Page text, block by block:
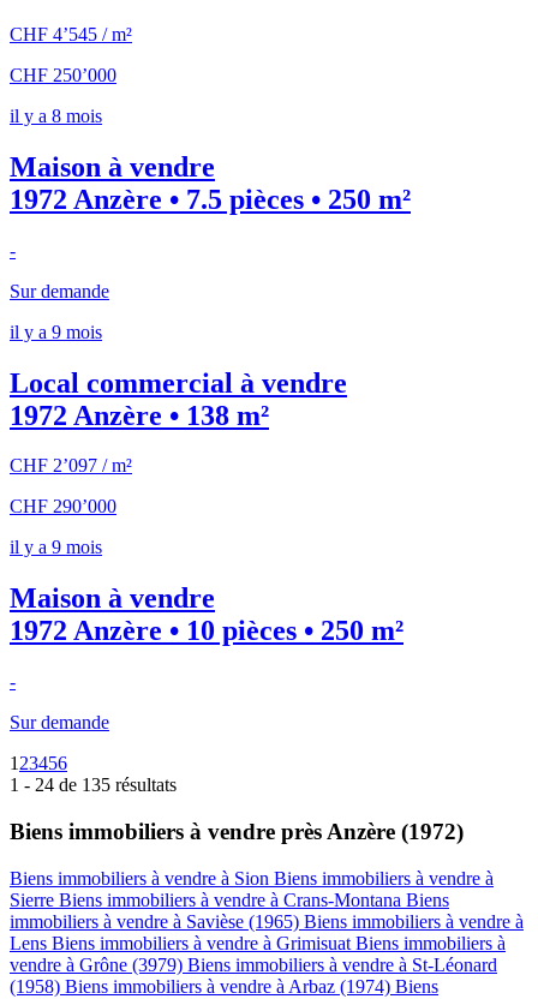
CHF 4’545 / m²
CHF 250’000
il y a 8 mois
Maison à vendre
1972 Anzère • 7.5 pièces • 250 m²
-
Sur demande
il y a 9 mois
Local commercial à vendre
1972 Anzère • 138 m²
CHF 2’097 / m²
CHF 290’000
il y a 9 mois
Maison à vendre
1972 Anzère • 10 pièces • 250 m²
-
Sur demande
1 23456
1 - 24 de 135 résultats
Biens immobiliers à vendre près Anzère (1972)
Biens immobiliers à vendre à Sion Biens immobiliers à vendre à
Sierre Biens immobiliers à vendre à Crans-Montana Biens
immobiliers à vendre à Savièse (1965) Biens immobiliers à vendre à
Lens Biens immobiliers à vendre à Grimisuat Biens immobiliers à
vendre à Grône (3979) Biens immobiliers à vendre à St-Léonard
(1958) Biens immobiliers à vendre à Arbaz (1974) Biens